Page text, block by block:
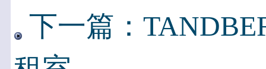
下一篇：